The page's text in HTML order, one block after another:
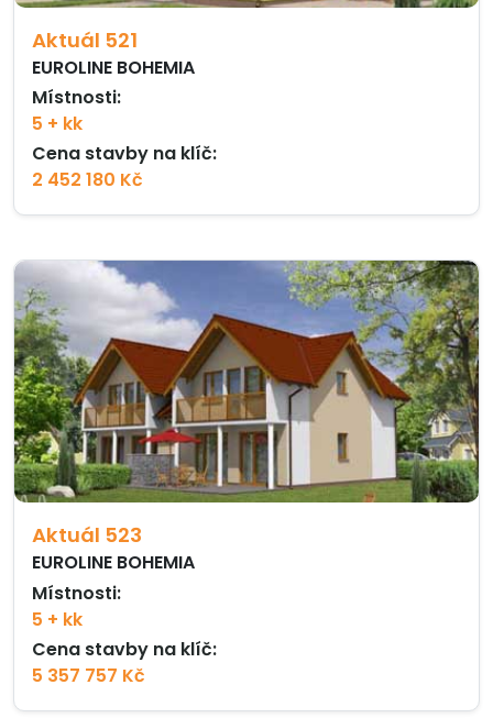
Aktuál 521
EUROLINE BOHEMIA
Místnosti:
5 + kk
Cena stavby na klíč:
2 452 180 Kč
Aktuál 523
EUROLINE BOHEMIA
Místnosti:
5 + kk
Cena stavby na klíč:
5 357 757 Kč